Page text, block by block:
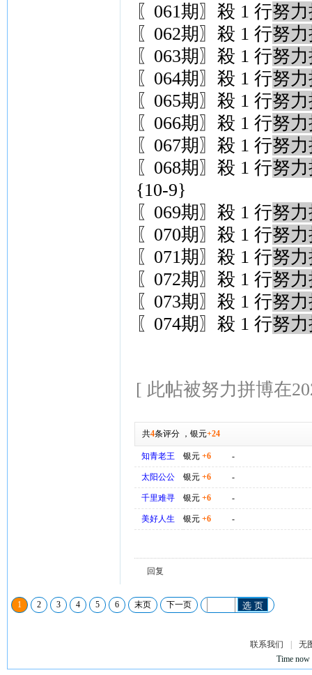
〖061期〗殺 1 行努
〖062期〗殺 1 行努
〖063期〗殺 1 行努
〖064期〗殺 1 行努
〖065期〗殺 1 行努
〖066期〗殺 1 行努
〖067期〗殺 1 行努
〖068期〗殺 1 行努
{10-9}
〖069期〗殺 1 行努
〖070期〗殺 1 行努
〖071期〗殺 1 行努
〖072期〗殺 1 行努
〖073期〗殺 1 行努
〖074期〗殺 1 行努
[ 此帖被努力拼博在
共4条评分， 银元+24
知青老王 银元 +6 -
太阳公公 银元 +6 -
千里难寻 银元 +6 -
美好人生 银元 +6 -
回复
1 2 3 4 5 6 末页 下一页 选 页
联系我们
无
Time now